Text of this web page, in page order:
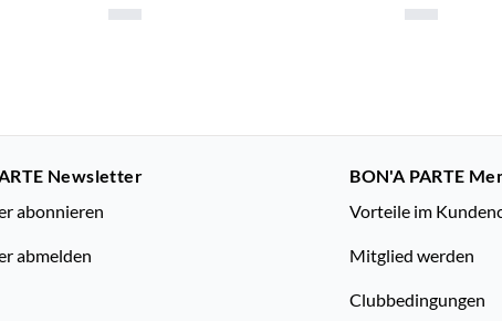
Newsletter
abonnieren
abmelden
BON'A PARTE
Vorteile im
Mitglied werden
Clubbedingungen